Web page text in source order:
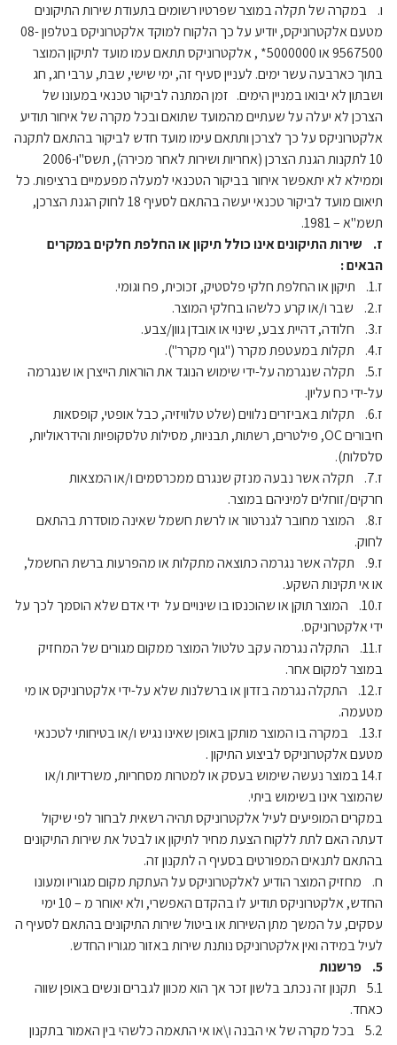
ו. במקרה של תקלה במוצר שפרטיו רשומים בתעודת שירות התיקונים
מטעם אלקטרוניקס, יודיע על כך הלקוח למוקד אלקטרוניקס בטלפון 08-
9567500 או 5000000* , אלקטרוניקס תתאם עמו מועד לתיקון המוצר
בתוך כארבעה עשר ימים. לעניין סעיף זה, ימי שישי, שבת, ערבי חג, חג
ושבתון לא יבואו במניין הימים. זמן המתנה לביקור טכנאי במעונו של
הצרכן לא יעלה על שעתיים מהמועד שתואם ובכל מקרה של איחור תודיע
אלקטרוניקס על כך לצרכן ותתאם עימו מועד חדש לביקור בהתאם לתקנה
10 לתקנות הגנת הצרכן (אחריות ושירות לאחר מכירה), תשס"ו-2006
וממילא לא יתאפשר איחור בביקור הטכנאי למעלה מפעמיים ברציפות. כל
תיאום מועד לביקור טכנאי יעשה בהתאם לסעיף 18 לחוק הגנת הצרכן,
תשמ"א – 1981.
ז. שירות התיקונים אינו כולל תיקון או החלפת חלקים במקרים
הבאים :
ז.1. תיקון או החלפת חלקי פלסטיק, זכוכית, פח וגומי.
ז.2. שבר ו/או קרע כלשהו בחלקי המוצר.
ז.3. חלודה, דהיית צבע, שינוי או אובדן גוון/צבע.
ז.4. תקלות במעטפת מקרר ("גוף מקרר").
ז.5. תקלה שנגרמה על-ידי שימוש הנוגד את הוראות הייצרן או שנגרמה
על-ידי כח עליון.
ז.6. תקלות באביזרים נלווים (שלט טלוויזיה, כבל אופטי, קופסאות
חיבורים OC, פילטרים, רשתות, תבניות, מסילות טלסקופיות והידראוליות,
סלסלות).
ז.7. תקלה אשר נבעה מנזק שנגרם ממכרסמים ו/או המצאות
חרקים/זוחלים למיניהם במוצר.
ז.8. המוצר מחובר לגנרטור או לרשת חשמל שאינה מוסדרת בהתאם
לחוק.
ז.9. תקלה אשר נגרמה כתוצאה מתקלות או מהפרעות ברשת החשמל,
או אי תקינות השקע.
ז.10. המוצר תוקן או שהוכנסו בו שינויים על ידי אדם שלא הוסמך לכך על
ידי אלקטרוניקס.
ז.11. התקלה נגרמה עקב טלטול המוצר ממקום מגורים של המחזיק
במוצר למקום אחר.
ז.12. התקלה נגרמה בזדון או ברשלנות שלא על-ידי אלקטרוניקס או מי
מטעמה.
ז.13. במקרה בו המוצר מותקן באופן שאינו נגיש ו/או בטיחותי לטכנאי
מטעם אלקטרוניקס לביצוע התיקון .
ז.14 במוצר נעשה שימוש בעסק או למטרות מסחריות, משרדיות ו/או
שהמוצר אינו בשימוש ביתי.
במקרים המופיעים לעיל אלקטרוניקס תהיה רשאית לבחור לפי שיקול
דעתה האם לתת ללקוח הצעת מחיר לתיקון או לבטל את שירות התיקונים
בהתאם לתנאים המפורטים בסעיף ה לתקנון זה.
ח. מחזיק המוצר הודיע לאלקטרוניקס על העתקת מקום מגוריו ומעונו
החדש, אלקטרוניקס תודיע לו בהקדם האפשרי, ולא יאוחר מ – 10 ימי
עסקים, על המשך מתן השירות או ביטול שירות התיקונים בהתאם לסעיף ה
לעיל במידה ואין אלקטרוניקס נותנת שירות באזור מגוריו החדש.
5. פרשנות
5.1 תקנון זה נכתב בלשון זכר אך הוא מכוון לגברים ונשים באופן שווה
כאחד.
5.2 בכל מקרה של אי הבנה ו\או אי התאמה כלשהי בין האמור בתקנון